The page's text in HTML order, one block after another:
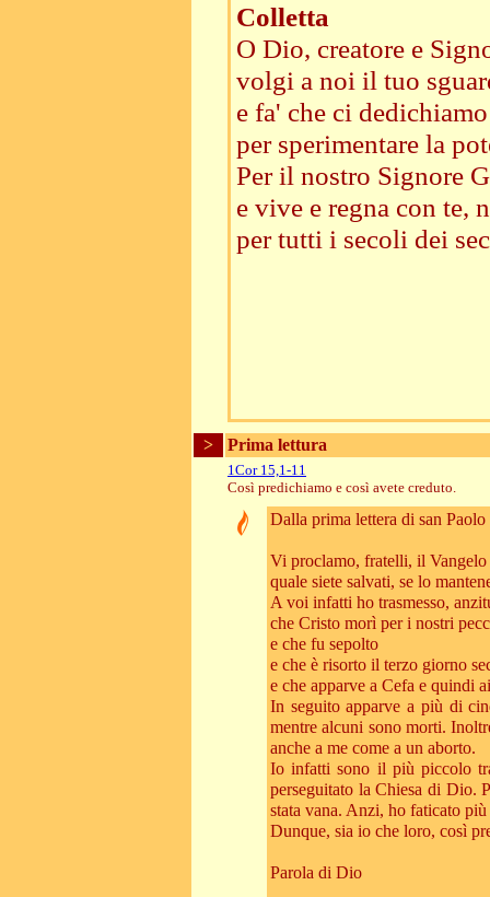
Colletta
O Dio, creatore e
volgi a noi il tuo
e fa' che ci
per sperimentare la
Per il nostro Signore
e vive e regna con te,
per tutti i secoli dei
> Prima lettura
1Cor 15,1-11
Così predichiamo e così avete creduto.
Dalla prima lettera di san
Vi proclamo, fratelli, il Vangelo
quale siete salvati, se lo
A voi infatti ho trasmesso,
che Cristo morì per i nostri
e che fu sepolto
e che è risorto il terzo giorno
e che apparve a Cefa e quindi
In seguito apparve a più di
mentre alcuni sono morti.
anche a me come a un aborto.
Io infatti sono il più piccolo
perseguitato la Chiesa di Dio.
stata vana. Anzi, ho faticato
Dunque, sia io che loro, così
Parola di Dio